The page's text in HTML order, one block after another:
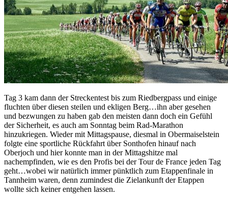
Tag 3 kam dann der Streckentest bis zum Riedbergpass und einige
fluchten über diesen steilen und ekligen Berg…ihn aber gesehen
und bezwungen zu haben gab den meisten dann doch ein Gefühl
der Sicherheit, es auch am Sonntag beim Rad-Marathon
hinzukriegen. Wieder mit Mittagspause, diesmal in Obermaiselstein
folgte eine sportliche Rückfahrt über Sonthofen hinauf nach
Oberjoch und hier konnte man in der Mittagshitze mal
nachempfinden, wie es den Profis bei der Tour de France jeden Tag
geht…wobei wir natürlich immer pünktlich zum Etappenfinale in
Tannheim waren, denn zumindest die Zielankunft der Etappen
wollte sich keiner entgehen lassen.